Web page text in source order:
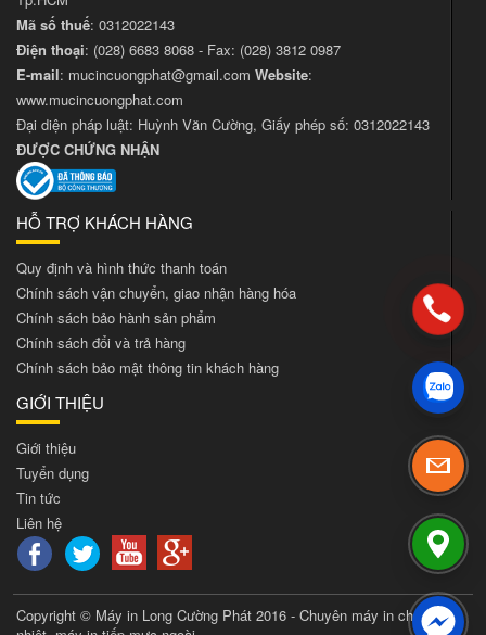
Mã số thuế: 0312022143
Điện thoại: (028) 6683 8068 - Fax: (028) 3812 0987
E-mail: mucincuongphat@gmail.com Website:
www.mucincuongphat.com
Đại diện pháp luật: Huỳnh Văn Cường, Giấy phép số: 0312022143
ĐƯỢC CHỨNG NHẬN
HỖ TRỢ KHÁCH HÀNG
Quy định và hình thức thanh toán
Chính sách vận chuyển, giao nhận hàng hóa
Chính sách bảo hành sản phẩm
Chính sách đổi và trả hàng
Chính sách bảo mật thông tin khách hàng
GIỚI THIỆU
Giới thiệu
Tuyển dụng
Tin tức
Liên hệ
Copyright © Máy in Long Cường Phát 2016 - Chuyên máy in chuyển